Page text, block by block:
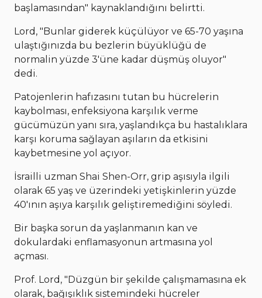
başlamasından" kaynaklandığını belirtti.
Lord, "Bunlar giderek küçülüyor ve 65-70 yaşına
ulaştığınızda bu bezlerin büyüklüğü de
normalin yüzde 3'üne kadar düşmüş oluyor"
dedi.
Patojenlerin hafızasını tutan bu hücrelerin
kaybolması, enfeksiyona karşılık verme
gücümüzün yanı sıra, yaşlandıkça bu hastalıklara
karşı koruma sağlayan aşıların da etkisini
kaybetmesine yol açıyor.
İsrailli uzman Shai Shen-Orr, grip aşısıyla ilgili
olarak 65 yaş ve üzerindeki yetişkinlerin yüzde
40'ının aşıya karşılık geliştiremediğini söyledi.
Bir başka sorun da yaşlanmanın kan ve
dokulardaki enflamasyonun artmasına yol
açması.
Prof. Lord, "Düzgün bir şekilde çalışmamasına ek
olarak, bağışıklık sistemindeki hücreler